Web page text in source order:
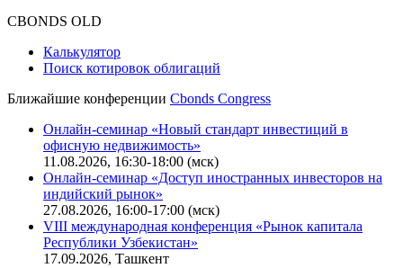
CBONDS OLD
Калькулятор
Поиск котировок облигаций
Ближайшие конференции Cbonds Congress
Онлайн-семинар «Новый стандарт инвестиций в
офисную недвижимость»
11.08.2026, 16:30-18:00 (мск)
Онлайн-семинар «Доступ иностранных инвесторов на
индийский рынок»
27.08.2026, 16:00-17:00 (мск)
VIII международная конференция «Рынок капитала
Республики Узбекистан»
17.09.2026, Ташкент